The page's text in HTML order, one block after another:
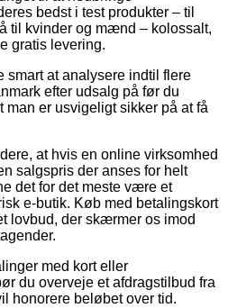
bedst i test produkter – til
til kvinder og mænd – kolossalt,
gratis levering.
at analysere indtil flere
efter udsalg på før du
man er usvigeligt sikker på at få
at hvis en online virksomhed
salgspris der anses for helt
det for det meste være et
e-butik. Køb med betalingskort
lovbud, der skærmer os imod
med kort eller
du overveje et afdragstilbud fra
honorere beløbet over tid.